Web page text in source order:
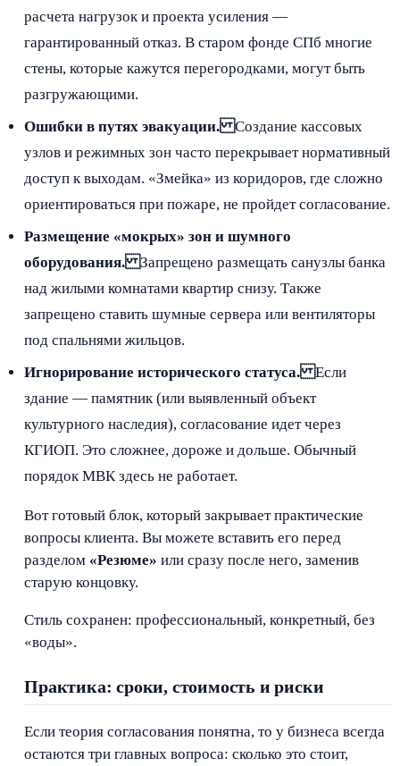
расчета нагрузок и проекта усиления —
гарантированный отказ. В старом фонде СПб многие
стены, которые кажутся перегородками, могут быть
разгружающими.
Ошибки в путях эвакуации.Создание кассовых
узлов и режимных зон часто перекрывает нормативный
доступ к выходам. «Змейка» из коридоров, где сложно
ориентироваться при пожаре, не пройдет согласование.
Размещение «мокрых» зон и шумного
оборудования.Запрещено размещать санузлы банка
над жилыми комнатами квартир снизу. Также
запрещено ставить шумные сервера или вентиляторы
под спальнями жильцов.
Игнорирование исторического статуса.Если
здание — памятник (или выявленный объект
культурного наследия), согласование идет через
КГИОП. Это сложнее, дороже и дольше. Обычный
порядок МВК здесь не работает.
Вот готовый блок, который закрывает практические
вопросы клиента. Вы можете вставить его перед
разделом «Резюме» или сразу после него, заменив
старую концовку.
Стиль сохранен: профессиональный, конкретный, без
«воды».
Практика: сроки, стоимость и риски
Если теория согласования понятна, то у бизнеса всегда
остаются три главных вопроса: сколько это стоит,